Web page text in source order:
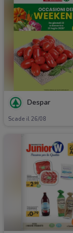
Despar
Scade il 26/08